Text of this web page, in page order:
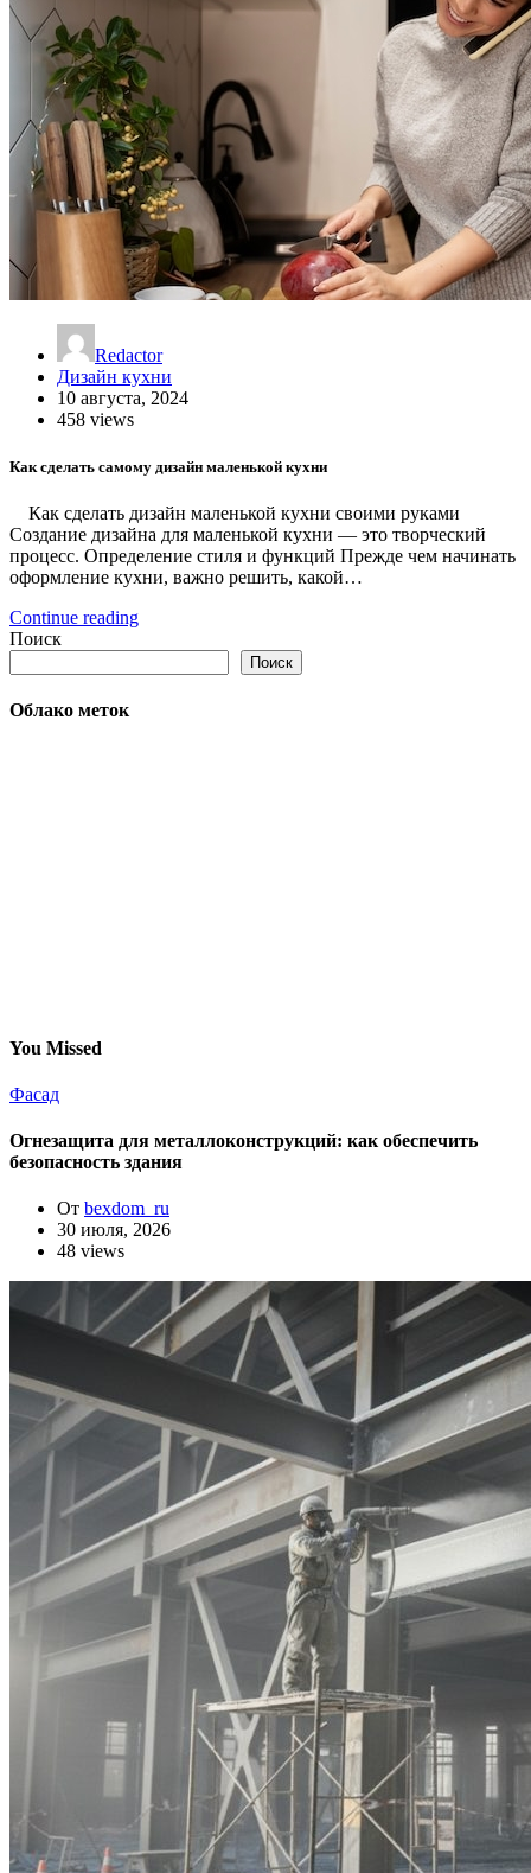
Redactor
Дизайн кухни
10 августа, 2024
458 views
Как сделать самому дизайн маленькой кухни
Как сделать дизайн маленькой кухни своими руками
Создание дизайна для маленькой кухни — это творческий
процесс. Определение стиля и функций Прежде чем начинать
оформление кухни, важно решить, какой…
Continue reading
Поиск
Поиск
Облако меток
You Missed
Фасад
Огнезащита для металлоконструкций: как обеспечить
безопасность здания
От bexdom_ru
30 июля, 2026
48 views